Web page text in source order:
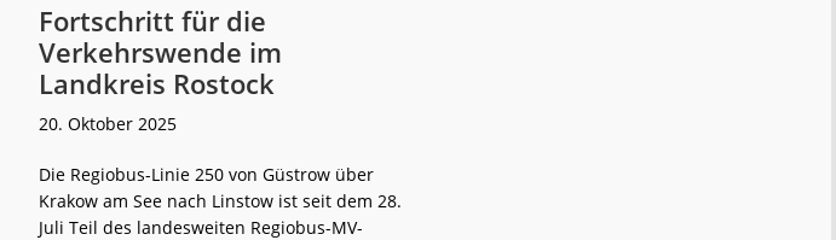
Fortschritt für die
Verkehrswende im
Landkreis Rostock
20. Oktober 2025
Die Regiobus-Linie 250 von Güstrow über
Krakow am See nach Linstow ist seit dem 28.
Juli Teil des landesweiten Regiobus-MV-